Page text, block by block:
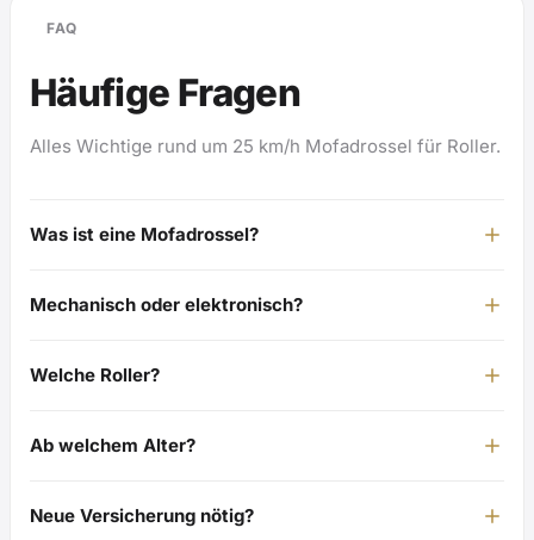
FAQ
Häufige Fragen
Alles Wichtige rund um 25 km/h Mofadrossel für Roller.
Was ist eine Mofadrossel?
Mechanisch oder elektronisch?
Welche Roller?
Ab welchem Alter?
Neue Versicherung nötig?